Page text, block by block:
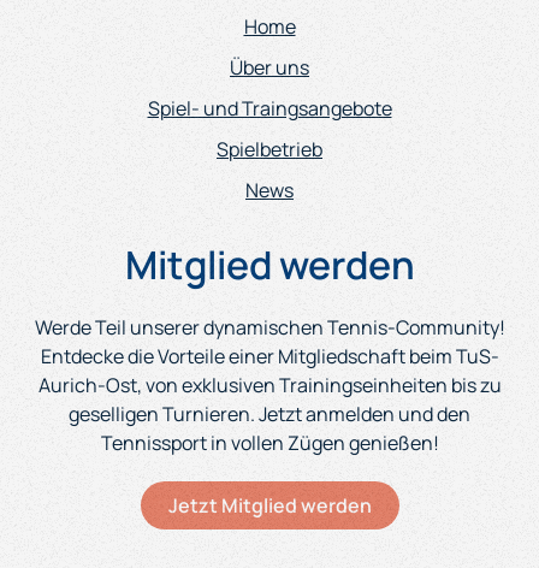
Home
Über uns
Spiel- und Traingsangebote
Spielbetrieb
News
Mitglied werden
Werde Teil unserer dynamischen Tennis-Community!
Entdecke die Vorteile einer Mitgliedschaft beim TuS-
Aurich-Ost, von exklusiven Trainingseinheiten bis zu
geselligen Turnieren. Jetzt anmelden und den
Tennissport in vollen Zügen genießen!
Jetzt Mitglied werden